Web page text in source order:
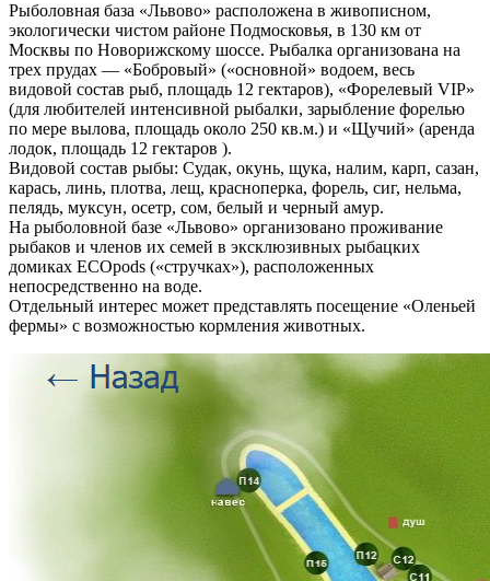
Рыболовная база «Львово» расположена в живописном,
экологически чистом районе Подмосковья, в 130 км от
Москвы по Новорижскому шоссе. Рыбалка организована на
трех прудах — «Бобровый» («основной» водоем, весь
видовой состав рыб, площадь 12 гектаров), «Форелевый VIP»
(для любителей интенсивной рыбалки, зарыбление форелью
по мере вылова, площадь около 250 кв.м.) и «Щучий» (аренда
лодок, площадь 12 гектаров ).
Видовой состав рыбы: Судак, окунь, щука, налим, карп, сазан,
карась, линь, плотва, лещ, красноперка, форель, сиг, нельма,
пелядь, муксун, осетр, сом, белый и черный амур.
На рыболовной базе «Львово» организовано проживание
рыбаков и членов их семей в эксклюзивных рыбацких
домиках ECOpods («стручках»), расположенных
непосредственно на воде.
Отдельный интерес может представлять посещение «Оленьей
фермы» с возможностью кормления животных.